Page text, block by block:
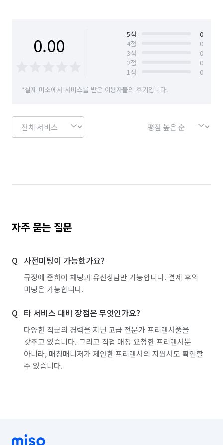
0.00 5점
0
4점
0
3점
0
2점
0
1점
0
*실제 미소에서 서비스를 받은 이용자들의 후기입니다.
자주 묻는 질문
사전미팅이 가능한가요?
규정에 준하여 채팅과 유선상담만 가능합니다. 결제 후의
미팅은 가능합니다.
타 서비스 대비 장점은 무엇인가요?
다양한 직군의 경력을 지닌 고급 전문가 프리랜서풀을
갖추고 있습니다. 그리고 직접 매칭 요청한 프리랜서뿐
아니라, 매칭매니저가 제안한 프리랜서의 지원서도 확인할
수 있습니다.